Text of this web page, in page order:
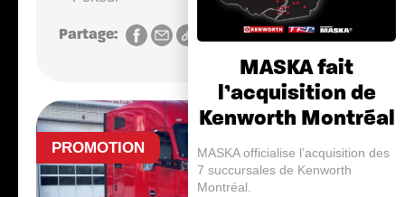
Partage:
PROMOTION
MASKA fait
l’acquisition de
Kenworth Montréal
MASKA officialise l’acquisition des
7 succursales de Kenworth
Montréal.